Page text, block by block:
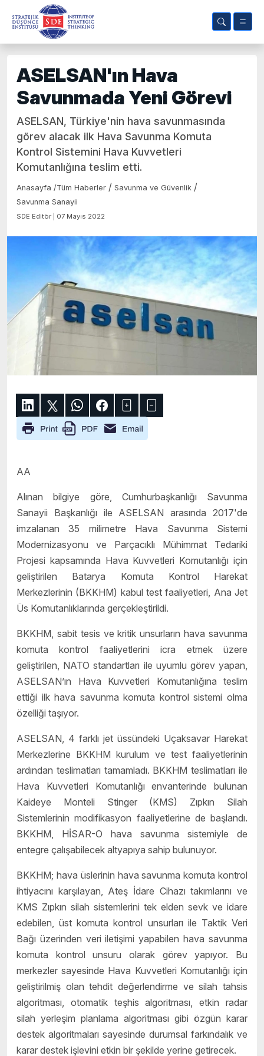
ASELSAN'ın Hava
Savunmada Yeni Görevi
ASELSAN, Türkiye'nin hava savunmasında
görev alacak ilk Hava Savunma Komuta
Kontrol Sistemini Hava Kuvvetleri
Komutanlığına teslim etti.
Anasayfa /Tüm Haberler / Savunma ve Güvenlik /
Savunma Sanayii
SDE Editör | 07 Mayıs 2022
AA
Alınan bilgiye göre, Cumhurbaşkanlığı Savunma
Sanayii Başkanlığı ile ASELSAN arasında 2017'de
imzalanan 35 milimetre Hava Savunma Sistemi
Modernizasyonu ve Parçacıklı Mühimmat Tedariki
Projesi kapsamında Hava Kuvvetleri Komutanlığı için
geliştirilen Batarya Komuta Kontrol Harekat
Merkezlerinin (BKKHM) kabul test faaliyetleri, Ana Jet
Üs Komutanlıklarında gerçekleştirildi.
BKKHM, sabit tesis ve kritik unsurların hava savunma
komuta kontrol faaliyetlerini icra etmek üzere
geliştirilen, NATO standartları ile uyumlu görev yapan,
ASELSAN’ın Hava Kuvvetleri Komutanlığına teslim
ettiği ilk hava savunma komuta kontrol sistemi olma
özelliği taşıyor.
ASELSAN, 4 farklı jet üssündeki Uçaksavar Harekat
Merkezlerine BKKHM kurulum ve test faaliyetlerinin
ardından teslimatları tamamladı. BKKHM teslimatları ile
Hava Kuvvetleri Komutanlığı envanterinde bulunan
Kaideye Monteli Stinger (KMS) Zıpkın Silah
Sistemlerinin modifikasyon faaliyetlerine de başlandı.
BKKHM, HİSAR-O hava savunma sistemiyle de
entegre çalışabilecek altyapıya sahip bulunuyor.
BKKHM; hava üslerinin hava savunma komuta kontrol
ihtiyacını karşılayan, Ateş İdare Cihazı takımlarını ve
KMS Zıpkın silah sistemlerini tek elden sevk ve idare
edebilen, üst komuta kontrol unsurları ile Taktik Veri
Bağı üzerinden veri iletişimi yapabilen hava savunma
komuta kontrol unsuru olarak görev yapıyor. Bu
merkezler sayesinde Hava Kuvvetleri Komutanlığı için
geliştirilmiş olan tehdit değerlendirme ve silah tahsis
algoritması, otomatik teşhis algoritması, etkin radar
silah yerleşim planlama algoritması gibi özgün karar
destek algoritmaları sayesinde durumsal farkındalık ve
karar destek işlevini etkin bir şekilde yerine getirecek.